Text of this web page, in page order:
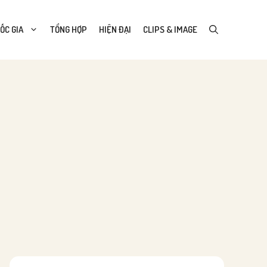
GIA TỔNG HỢP HIỆN ĐẠI CLIPS & IMAGE